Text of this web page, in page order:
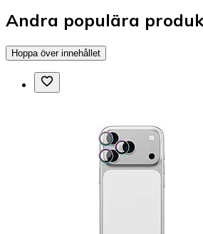
Andra populära
Hoppa över innehållet